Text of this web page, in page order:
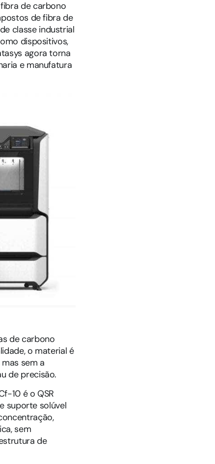
de carbono
de fibra de
classe industrial
dispositivos,
agora torna
e manufatura
de carbono
o material é
sem a
de precisão.
10 é o QSR
suporte solúvel
sem
de